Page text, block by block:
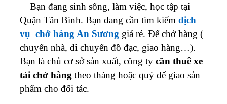
Bạn đang sinh sống, làm việc, học tập tại
Quận Tân Bình. Bạn đang cần tìm kiếm dịch
vụ chở hàng An Sương giá rẻ. Để chở hàng (
chuyển nhà, di chuyển đồ đạc, giao hàng…).
Bạn là chủ cơ sở sản xuất, công ty cần thuê xe
tải chở hàng theo tháng hoặc quý để giao sản
phẩm cho đối tác.